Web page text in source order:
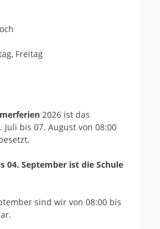
Freitag
2026 ist das
Juli bis 07. August von 08:00
04. September ist die Schule
sind wir von 08:00 bis